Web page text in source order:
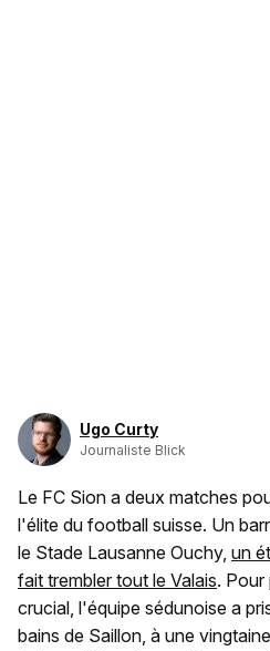
Ugo Curty
Journaliste Blick
Le FC Sion a deux matches
l'élite du football suisse. Un
le Stade Lausanne Ouchy, un
fait trembler tout le Valais.
crucial, l'équipe sédunoise a
bains de Saillon, à une